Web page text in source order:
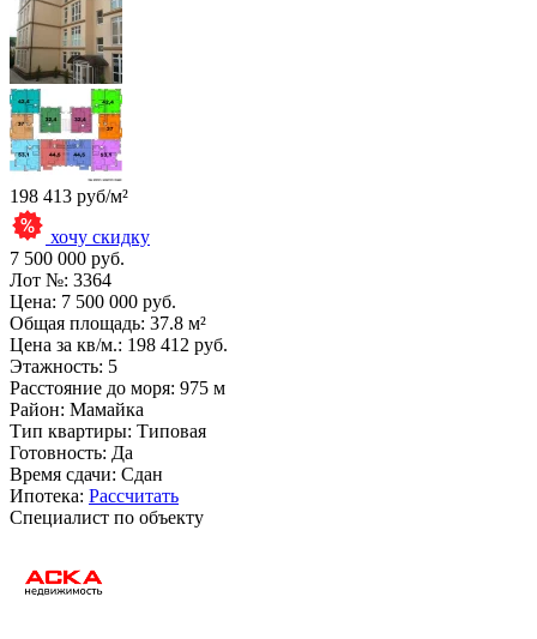
198 413 руб/м²
хочу скидку
7 500 000 руб.
Лот №: 3364
Цена: 7 500 000 руб.
Общая площадь: 37.8 м²
Цена за кв/м.: 198 412 руб.
Этажность: 5
Расстояние до моря: 975 м
Район: Мамайка
Тип квартиры: Типовая
Готовность: Да
Время сдачи: Сдан
Ипотека: Рассчитать
Специалист по объекту